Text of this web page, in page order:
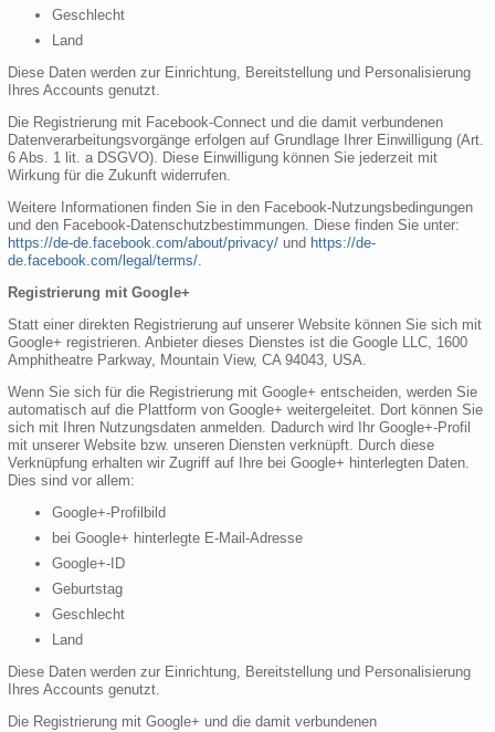
Geschlecht
Land
Diese Daten werden zur Einrichtung, Bereitstellung und Personalisierung
Ihres Accounts genutzt.
Die Registrierung mit Facebook-Connect und die damit verbundenen
Datenverarbeitungsvorgänge erfolgen auf Grundlage Ihrer Einwilligung (Art.
6 Abs. 1 lit. a DSGVO). Diese Einwilligung können Sie jederzeit mit
Wirkung für die Zukunft widerrufen.
Weitere Informationen finden Sie in den Facebook-Nutzungsbedingungen
und den Facebook-Datenschutzbestimmungen. Diese finden Sie unter:
https://de-de.facebook.com/about/privacy/ und https://de-
de.facebook.com/legal/terms/.
Registrierung mit Google+
Statt einer direkten Registrierung auf unserer Website können Sie sich mit
Google+ registrieren. Anbieter dieses Dienstes ist die Google LLC, 1600
Amphitheatre Parkway, Mountain View, CA 94043, USA.
Wenn Sie sich für die Registrierung mit Google+ entscheiden, werden Sie
automatisch auf die Plattform von Google+ weitergeleitet. Dort können Sie
sich mit Ihren Nutzungsdaten anmelden. Dadurch wird Ihr Google+-Profil
mit unserer Website bzw. unseren Diensten verknüpft. Durch diese
Verknüpfung erhalten wir Zugriff auf Ihre bei Google+ hinterlegten Daten.
Dies sind vor allem:
Google+-Profilbild
bei Google+ hinterlegte E-Mail-Adresse
Google+-ID
Geburtstag
Geschlecht
Land
Diese Daten werden zur Einrichtung, Bereitstellung und Personalisierung
Ihres Accounts genutzt.
Die Registrierung mit Google+ und die damit verbundenen